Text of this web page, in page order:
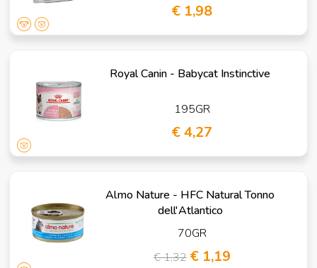
€ 1,98
Royal Canin - Babycat Instinctive
195GR
€ 4,27
Almo Nature - HFC Natural Tonno
dell'Atlantico
70GR
€ 1,32 € 1,19